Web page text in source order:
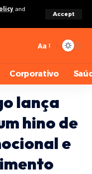
and
Accept
Aa
Corporativo
lança
hino de
e